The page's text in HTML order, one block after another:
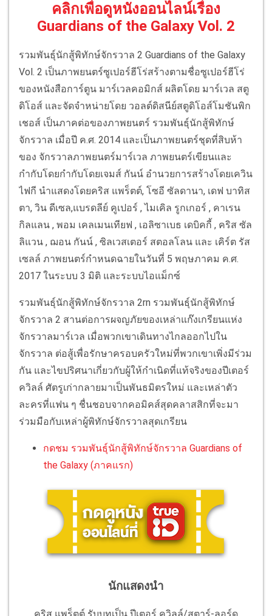
คลิกเพื่อดูหนังออนไลน์เรื่อง
Guardians of the Galaxy Vol. 2
รวมพันธุ์นักสู้พิทักษ์จักรวาล 2 Guardians of the Galaxy
Vol. 2 เป็นภาพยนตร์ซูเปอร์ฮีโร่สร้างตามชื่อซูเปอร์ฮีโร่
ของหนังสือการ์ตูน มาร์เวลคอมิกส์ ผลิตโดย มาร์เวล สตู
ดิโอส์ และจัดจำหน่ายโดย วอลต์ดิสนีย์สตูดิโอส์โมชันพิก
เชอส์ เป็นภาคต่อของภาพยนตร์ รวมพันธุ์นักสู้พิทักษ์
จักรวาล เมื่อปี ค.ศ. 2014 และเป็นภาพยนตร์ชุดที่สิบห้า
ของ จักรวาลภาพยนตร์มาร์เวล ภาพยนตร์เขียนและ
กำกับโดยกำกับโดยเจมส์ กันน์ อำนวยการสร้างโดยเควิน
ไฟกี นำแสดงโดยคริส แพร็ตต์, โซอี ซัลดานา, เดฟ บาทิส
ตา, วิน ดีเซล,แบรดลีย์ คูเปอร์ , ไมเคิล รูกเกอร์ , คาเรน
กิลแลน , พอม เคลเมนเทียฟ , เอลิซาเบธ เดบิคกี้ , คริส ซัล
ลิแวน , ฌอน กันน์ , ซิลเวสเตอร์ สตอลโลน และ เคิร์ต รัส
เซลล์ ภาพยนตร์กำหนดฉายในวันที่ 5 พฤษภาคม ค.ศ.
2017 ในระบบ 3 มิติ และระบบไอแม็กซ์
รวมพันธุ์นักสู้พิทักษ์จักรวาล 2rn รวมพันธุ์นักสู้พิทักษ์
จักรวาล 2 สานต่อการผจญภัยของเหล่าแก๊งเกรียนแห่ง
จักรวาลมาร์เวล เมื่อพวกเขาเดินทางไกลออกไปใน
จักรวาล ต่อสู้เพื่อรักษาครอบครัวใหม่ที่พวกเขาเพิ่งมีร่วม
กัน และไขปริศนาเกี่ยวกับผู้ให้กำเนิดที่แท้จริงของปีเตอร์
ควิลล์ ศัตรูเก่ากลายมาเป็นพันธมิตรใหม่ และเหล่าตัว
ละครที่แฟน ๆ ชื่นชอบจากคอมิคส์สุดคลาสสิกที่จะมา
ร่วมมือกับเหล่าผู้พิทักษ์จักรวาลสุดเกรียน
กดชม รวมพันธุ์นักสู้พิทักษ์จักรวาล Guardians of
the Galaxy (ภาคแรก)
นักแสดงนำ